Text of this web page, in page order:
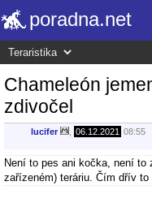
poradna.net
Chameleón
zdivočel
lucifer 06.12.2021 08:55
Není to pes ani kočka, není to
zařízeném) teráriu. Čím dřív